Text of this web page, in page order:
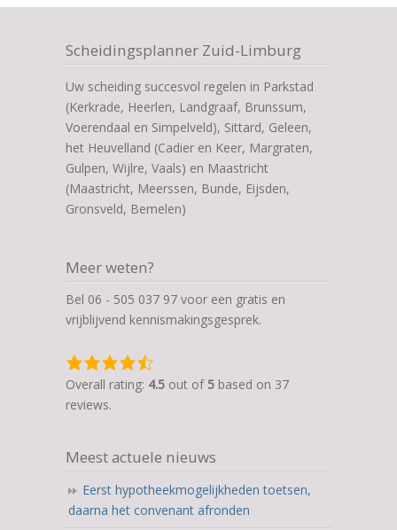
Scheidingsplanner Zuid-Limburg
Uw scheiding succesvol regelen in Parkstad
(Kerkrade, Heerlen, Landgraaf, Brunssum,
Voerendaal en Simpelveld), Sittard, Geleen,
het Heuvelland (Cadier en Keer, Margraten,
Gulpen, Wijlre, Vaals) en Maastricht
(Maastricht, Meerssen, Bunde, Eijsden,
Gronsveld, Bemelen)
Meer weten?
Bel 06 - 505 037 97 voor een gratis en
vrijblijvend kennismakingsgesprek.
4,5
rating
based
ratings
Overall rating: 4.5 out of 5 based on 37
reviews.
Meest actuele nieuws
Eerst hypotheekmogelijkheden toetsen,
daarna het convenant afronden